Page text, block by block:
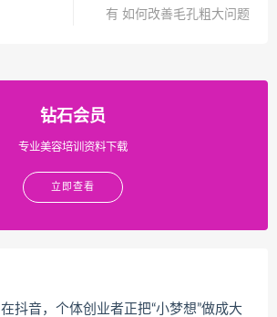
有 如何改善毛孔粗大问题
钻石会员
专业美容培训资料下载
立即查看
在抖音，个体创业者正把“小梦想”做成大